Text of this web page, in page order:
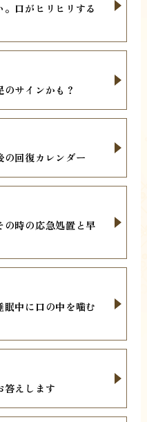
口がヒリヒリする
サインかも？
の回復カレンダー
の時の応急処置と早
眠中に口の中を噛む
答えします